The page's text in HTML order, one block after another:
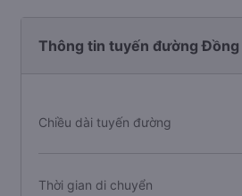
Thông tin tuyến đường Đồng
Chiều dài tuyến đường
Thời gian di chuyển